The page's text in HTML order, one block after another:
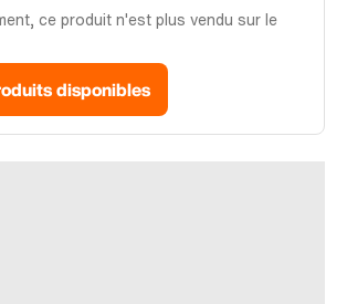
ce produit n'est plus vendu sur le
disponibles